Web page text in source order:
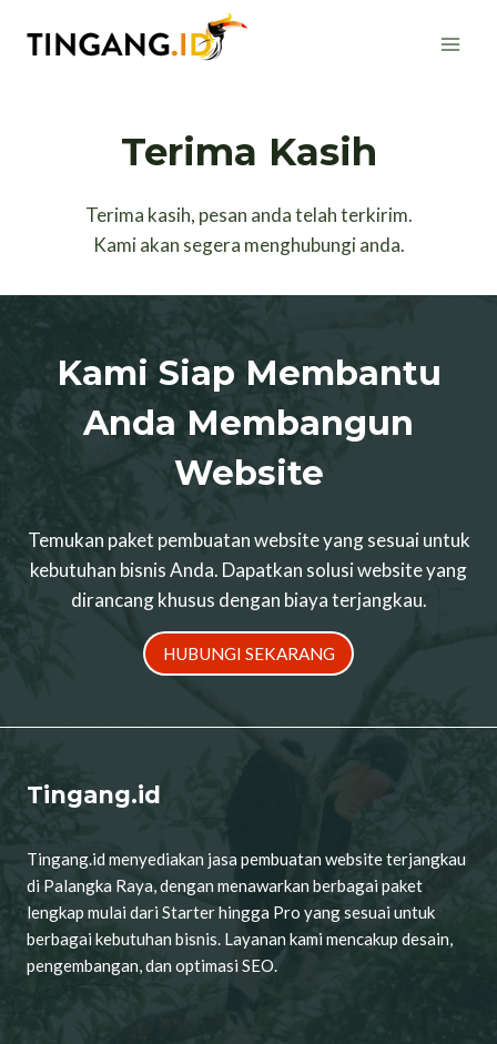
Terima Kasih
Terima kasih, pesan anda telah terkirim.
Kami akan segera menghubungi anda.
Kami Siap Membantu
Anda Membangun
Website
Temukan paket pembuatan website yang sesuai untuk
kebutuhan bisnis Anda. Dapatkan solusi website yang
dirancang khusus dengan biaya terjangkau.
HUBUNGI SEKARANG
Tingang.id
Tingang.id menyediakan jasa pembuatan website terjangkau
di Palangka Raya, dengan menawarkan berbagai paket
lengkap mulai dari Starter hingga Pro yang sesuai untuk
berbagai kebutuhan bisnis. Layanan kami mencakup desain,
pengembangan, dan optimasi SEO.